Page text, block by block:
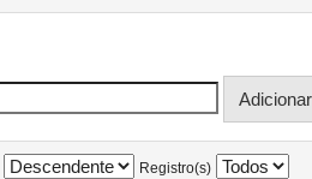
Registro(s)